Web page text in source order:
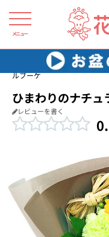
メニュー
花キューピット 花束・ブ
ルブーケ
ひまわりのナチュ
レビューを書く